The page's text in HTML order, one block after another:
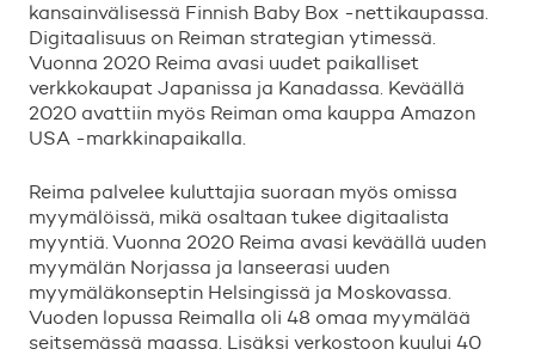
kansainvälisessä Finnish Baby Box -nettikaupassa.
Digitaalisuus on Reiman strategian ytimessä.
Vuonna 2020 Reima avasi uudet paikalliset
verkkokaupat Japanissa ja Kanadassa. Keväällä
2020 avattiin myös Reiman oma kauppa Amazon
USA -markkinapaikalla.
Reima palvelee kuluttajia suoraan myös omissa
myymälöissä, mikä osaltaan tukee digitaalista
myyntiä. Vuonna 2020 Reima avasi keväällä uuden
myymälän Norjassa ja lanseerasi uuden
myymäläkonseptin Helsingissä ja Moskovassa.
Vuoden lopussa Reimalla oli 48 omaa myymälää
seitsemässä maassa. Lisäksi verkostoon kuului 40